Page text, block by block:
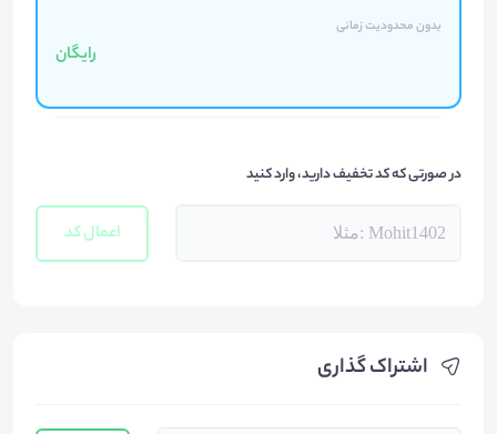
اشتراک گذاری
بدون محدودیت زمانی
رایگان
در صورتی که کد تخفیف دارید، وارد کنید
اعمال کد